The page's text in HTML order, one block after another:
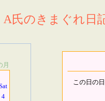
A氏のきまぐれ日
月
4
この日の